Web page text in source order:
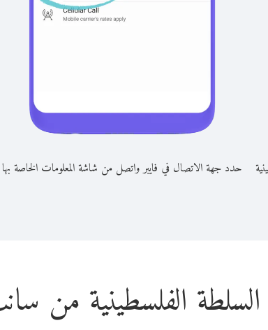
حدد جهة الاتصال في فايبر واتصل من شاشة المعلومات الخاصة بها
السلطة الفلسطينية